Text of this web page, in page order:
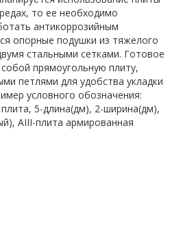
то ее необходимо
антикоррозийным
опорные подушки из тяжелого
стальными сетками. Готовое
прямоугольную плиту,
петлями для удобства укладки
условного обозначения:
5-длина(дм), 2-ширина(дм),
AIII-плита армированная